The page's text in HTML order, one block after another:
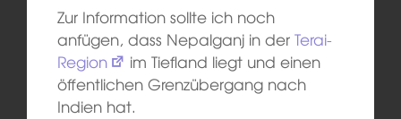
Zur Information sollte ich noch
anfügen, dass Nepalganj in der Terai-
Region
im Tiefland liegt und einen
öffentlichen Grenzübergang nach
Indien hat.